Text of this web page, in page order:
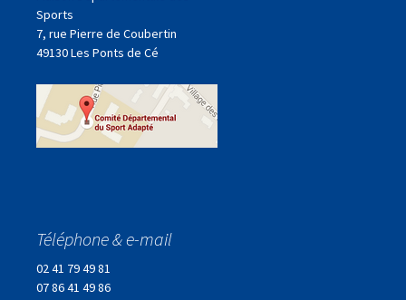
Sports
7, rue Pierre de Coubertin
49130 Les Ponts de Cé
Téléphone & e-mail
02 41 79 49 81
07 86 41 49 86